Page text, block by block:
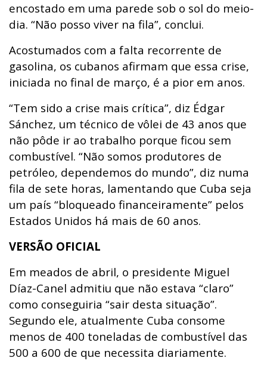
encostado em uma parede sob o sol do meio-
dia. “Não posso viver na fila”, conclui.
Acostumados com a falta recorrente de
gasolina, os cubanos afirmam que essa crise,
iniciada no final de março, é a pior em anos.
“Tem sido a crise mais crítica”, diz Édgar
Sánchez, um técnico de vôlei de 43 anos que
não pôde ir ao trabalho porque ficou sem
combustível. “Não somos produtores de
petróleo, dependemos do mundo”, diz numa
fila de sete horas, lamentando que Cuba seja
um país “bloqueado financeiramente” pelos
Estados Unidos há mais de 60 anos.
VERSÃO OFICIAL
Em meados de abril, o presidente Miguel
Díaz-Canel admitiu que não estava “claro”
como conseguiria “sair desta situação”.
Segundo ele, atualmente Cuba consome
menos de 400 toneladas de combustível das
500 a 600 de que necessita diariamente.